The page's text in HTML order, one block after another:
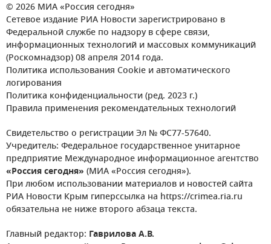
© 2026 МИА «Россия сегодня»
Сетевое издание РИА Новости зарегистрировано в
Федеральной службе по надзору в сфере связи,
информационных технологий и массовых коммуникаций
(Роскомнадзор) 08 апреля 2014 года.
Политика использования Cookie и автоматического
логирования
Политика конфиденциальности (ред. 2023 г.)
Правила применения рекомендательных технологий
Свидетельство о регистрации Эл № ФС77-57640.
Учредитель: Федеральное государственное унитарное
предприятие Международное информационное агентство
«Россия сегодня» (МИА «Россия сегодня»).
При любом использовании материалов и новостей сайта
РИА Новости Крым гиперссылка на https://crimea.ria.ru
обязательна не ниже второго абзаца текста.
Главный редактор: Гаврилова А.В.